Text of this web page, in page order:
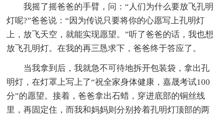
我摇了摇爸爸的手臂，问：“人们为什么要放飞孔明
灯呢?”爸爸说：“因为传说只要将你的心愿写上孔明灯
上，放飞天空，就能实现愿望。”听了爸爸的话，我也想
放飞孔明灯。在我的再三恳求下，爸爸终于答应了。
当我拿到后，我就急不可待地拆开包装袋，拿出孔
明灯，在灯罩上写上了“祝全家身体健康，嘉晟考试100
分”的愿望。接着，爸爸拿出石蜡，穿进底部的铜丝线
里，再固定住，而我和妈妈则分别拎着孔明灯顶部的两